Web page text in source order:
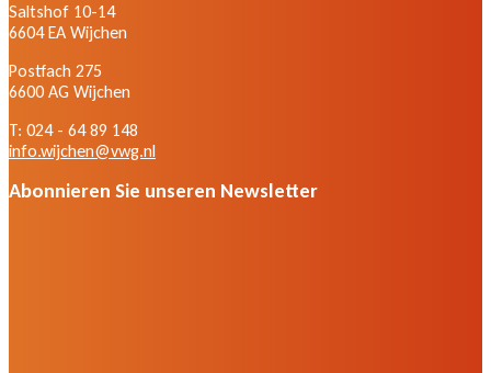
Saltshof 10-14
6604 EA Wijchen
Postfach 275
6600 AG Wijchen
T: 024 - 64 89 148
info.wijchen@vwg.nl
Abonnieren Sie unseren Newsletter